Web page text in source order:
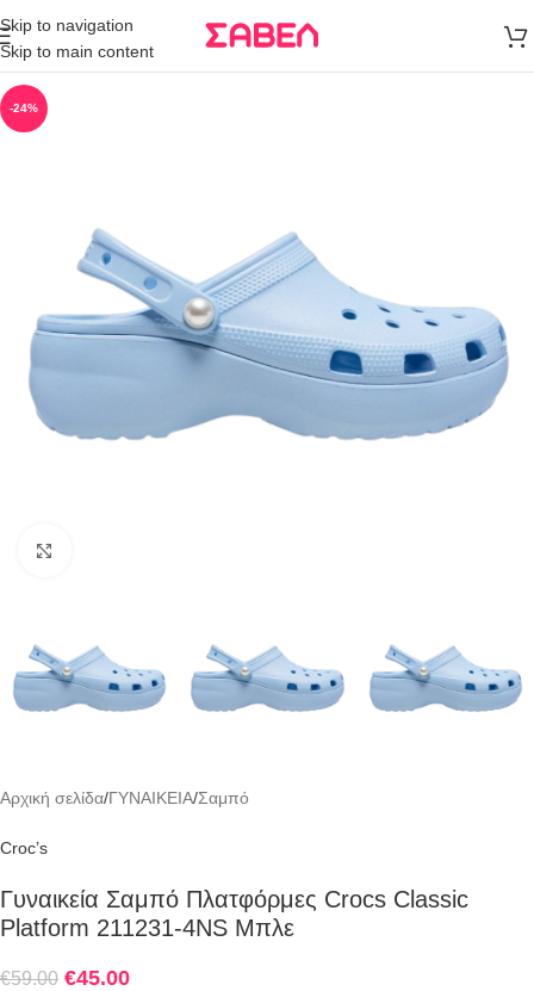
Skip to navigation
Skip to main content
άνω των 80€
Παραγγελία
-24%
Αρχική σελίδα/ΓΥΝΑΙΚΕΙΑ/Σαμπό
Croc’s
Γυναικεία Σαμπό Πλατφόρμες Crocs Classic
Platform 211231-4NS Μπλε
€59.00 €45.00